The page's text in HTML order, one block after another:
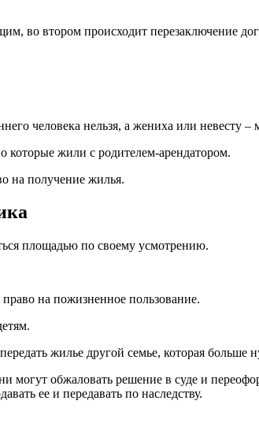
во втором происходит перезаключение
человека нельзя, а жениха или невесту –
которые жили с родителем-арендатором.
на получение жилья.
площадью по своему усмотрению.
на пожизненное пользование.
жилье другой семье, которая больше
обжаловать решение в суде и
ее и передавать по наследству.